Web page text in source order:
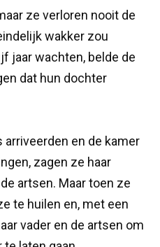
ze verloren nooit de
wakker zou
jaar wachten, belde de
dat hun dochter
en de kamer
zagen ze haar
artsen. Maar toen ze
te huilen en, met een
vader en de artsen om